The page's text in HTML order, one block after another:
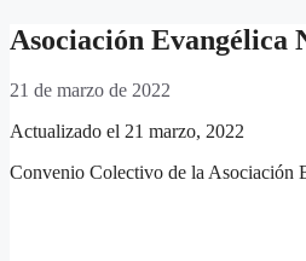
Asociación Evangélica
21 de marzo de 2022
Actualizado el 21 marzo, 2022
Convenio Colectivo de la Asociación